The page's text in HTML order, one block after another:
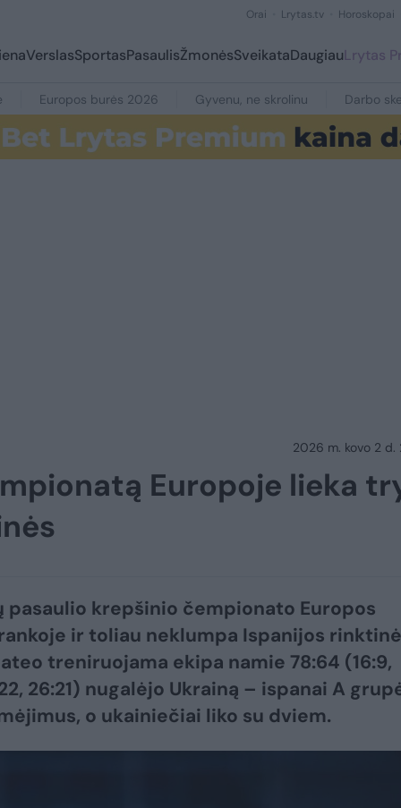
Orai Lrytas.tv Horoskopai
VerslasSportasPasaulisŽmonėsSveikataDaugiauLrytas
Europos burės 2026 Gyvenu, ne skrolinu Darbo
2026 m. kovo 2 d.
Europoje lieka
pasaulio krepšinio čempionato Europos
ir toliau neklumpa Ispanijos
treniruojama ekipa namie 78:64 (16:9,
26:21) nugalėjo Ukrainą – ispanai A
o ukainiečiai liko su dviem.